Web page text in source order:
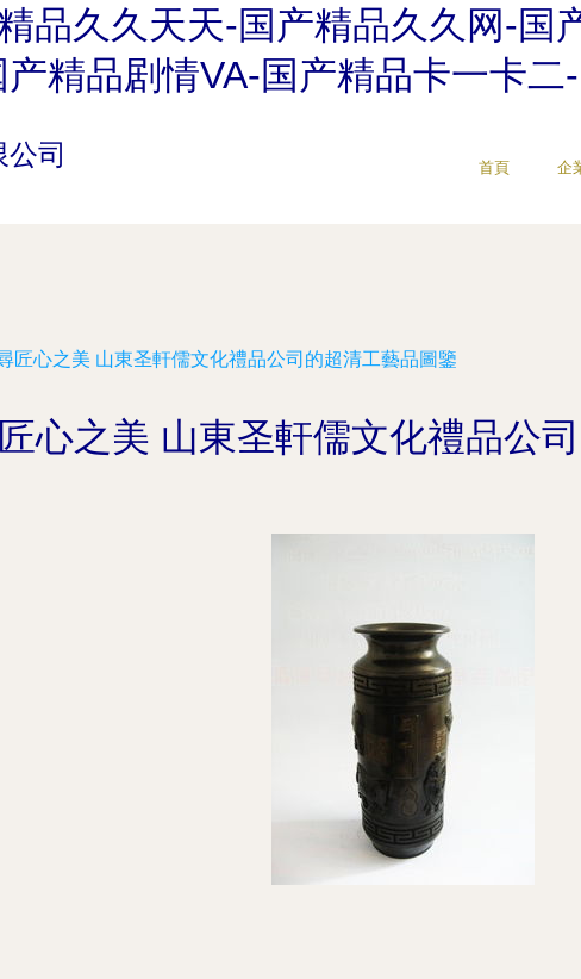
品久久天天-国产精品久久网-国
精品剧情VA-国产精品卡一卡二
司 首頁 企
匠心之美 山東圣軒儒文化禮品公司的超清工藝品圖鑒
心之美 山東圣軒儒文化禮品公